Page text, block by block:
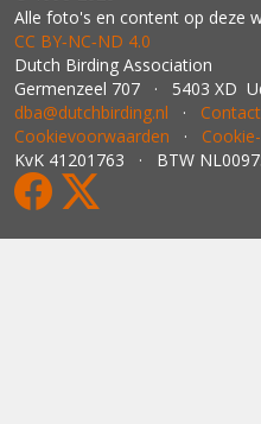
Alle foto's en content op deze
CC BY‑NC‑ND 4.0
Dutch Birding Association
Germenzeel 707 · 5403 XD
dba@dutchbirding.nl · Contact
Cookievoorwaarden ·
KvK 41201763 · BTW